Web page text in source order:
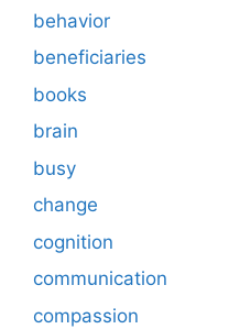
behavior
beneficiaries
books
brain
busy
change
cognition
communication
compassion